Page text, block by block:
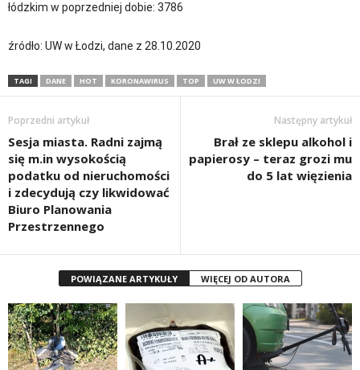
łódzkim w poprzedniej dobie: 3786
źródło: UW w Łodzi, dane z 28.10.2020
TAGI DANE HOT KORONAWIRUS TOP UW W ŁODZI
Poprzedni artykuł
Sesja miasta. Radni zajmą
się m.in wysokością
podatku od nieruchomości
i zdecydują czy likwidować
Biuro Planowania
Przestrzennego
Następny artykuł
Brał ze sklepu alkohol i
papierosy – teraz grozi mu
do 5 lat więzienia
POWIĄZANE ARTYKUŁY WIĘCEJ OD AUTORA